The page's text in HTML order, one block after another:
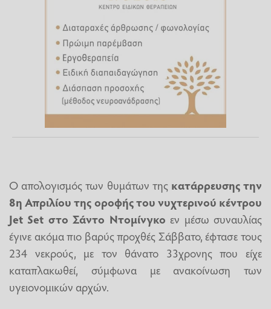
Ο απολογισμός των θυμάτων της κατάρρευσης την
8η Απριλίου της οροφής του νυχτερινού κέντρου
Jet Set στο Σάντο Ντομίνγκο εν μέσω συναυλίας
έγινε ακόμα πιο βαρύς προχθές Σάββατο, έφτασε τους
234 νεκρούς, με τον θάνατο 33χρονης που είχε
καταπλακωθεί, σύμφωνα με ανακοίνωση των
υγειονομικών αρχών.